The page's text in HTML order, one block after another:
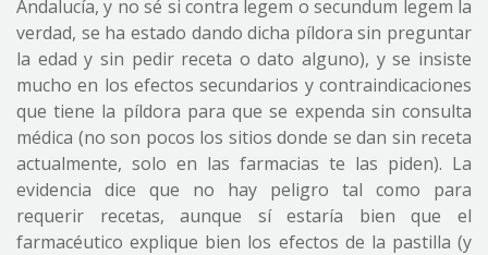
Andalucía, y no sé si contra legem o secundum legem la
verdad, se ha estado dando dicha píldora sin preguntar
la edad y sin pedir receta o dato alguno), y se insiste
mucho en los efectos secundarios y contraindicaciones
que tiene la píldora para que se expenda sin consulta
médica (no son pocos los sitios donde se dan sin receta
actualmente, solo en las farmacias te las piden). La
evidencia dice que no hay peligro tal como para
requerir recetas, aunque sí estaría bien que el
farmacéutico explique bien los efectos de la pastilla (y